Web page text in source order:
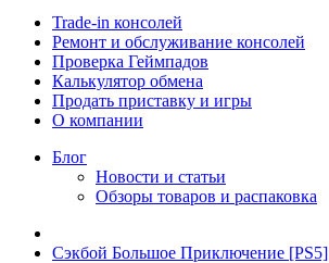
Trade-in консолей
Ремонт и обслуживание консолей
Проверка Геймпадов
Калькулятор обмена
Продать приставку и игры
О компании
Блог
Новости и статьи
Обзоры товаров и распаковка
Сэкбой Большое Приключение [PS5]